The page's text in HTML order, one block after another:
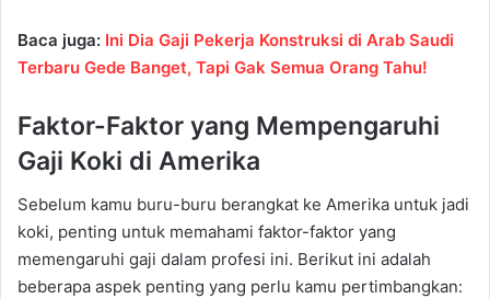
Baca juga: Ini Dia Gaji Pekerja Konstruksi di Arab Saudi
Terbaru Gede Banget, Tapi Gak Semua Orang Tahu!
Faktor-Faktor yang Mempengaruhi
Gaji Koki di Amerika
Sebelum kamu buru-buru berangkat ke Amerika untuk jadi
koki, penting untuk memahami faktor-faktor yang
memengaruhi gaji dalam profesi ini. Berikut ini adalah
beberapa aspek penting yang perlu kamu pertimbangkan: